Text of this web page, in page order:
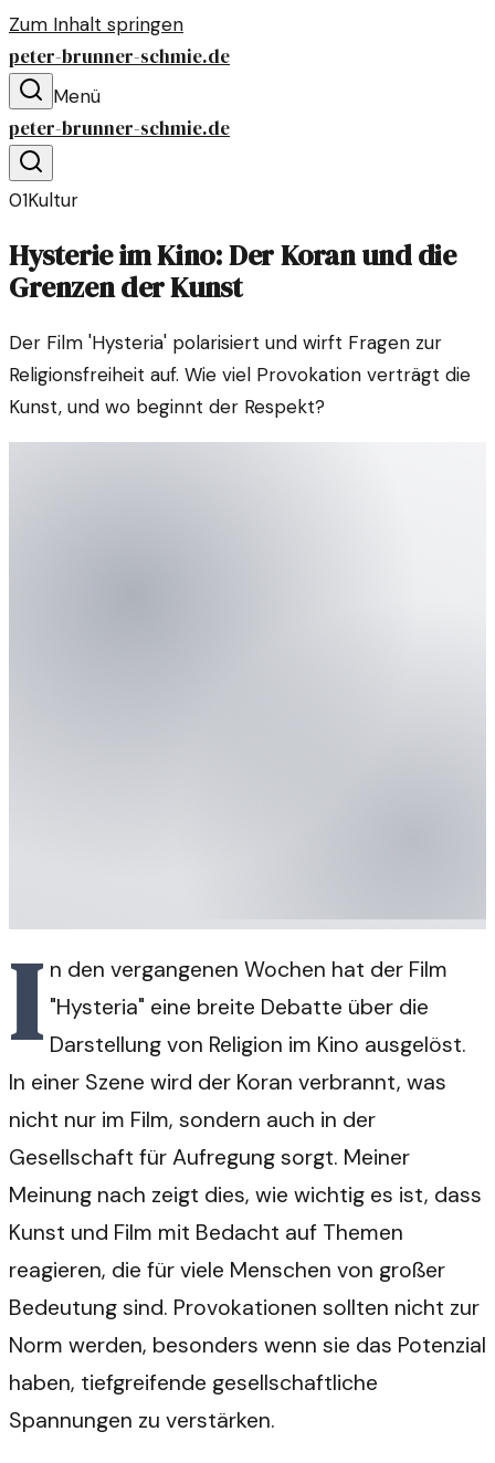
Zum Inhalt springen
peter-brunner-schmie.de
Menü
peter-brunner-schmie.de
01Kultur
Hysterie im Kino: Der Koran und die
Grenzen der Kunst
Der Film 'Hysteria' polarisiert und wirft Fragen zur
Religionsfreiheit auf. Wie viel Provokation verträgt die
Kunst, und wo beginnt der Respekt?
I n den vergangenen Wochen hat der Film
"Hysteria" eine breite Debatte über die
Darstellung von Religion im Kino ausgelöst.
In einer Szene wird der Koran verbrannt, was
nicht nur im Film, sondern auch in der
Gesellschaft für Aufregung sorgt. Meiner
Meinung nach zeigt dies, wie wichtig es ist, dass
Kunst und Film mit Bedacht auf Themen
reagieren, die für viele Menschen von großer
Bedeutung sind. Provokationen sollten nicht zur
Norm werden, besonders wenn sie das Potenzial
haben, tiefgreifende gesellschaftliche
Spannungen zu verstärken.